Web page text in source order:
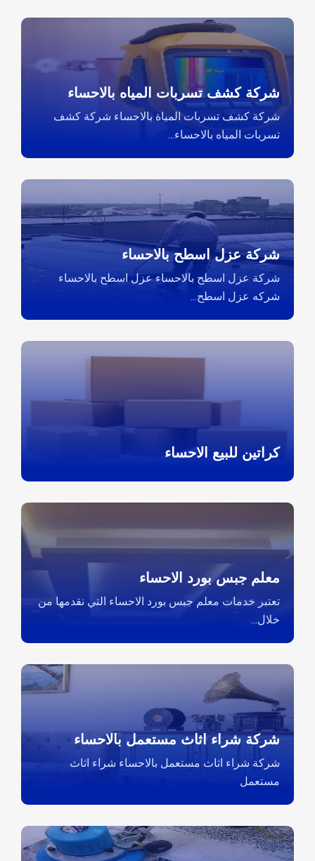
شركة كشف تسربات المياه بالاحساء
شركة كشف تسربات المياة بالاحساء شركة كشف
تسربات المياه بالاحساء...
شركة عزل اسطح بالاحساء
شركة عزل اسطح بالاحساء عزل اسطح بالاحساء
شركه عزل اسطح...
كراتين للبيع الاحساء
معلم جبس بورد الاحساء
تعتبر خدمات معلم جبس بورد الاحساء التي نقدمها من
خلال...
شركة شراء اثاث مستعمل بالاحساء
شركة شراء اثاث مستعمل بالاحساء شراء اثاث
مستعمل